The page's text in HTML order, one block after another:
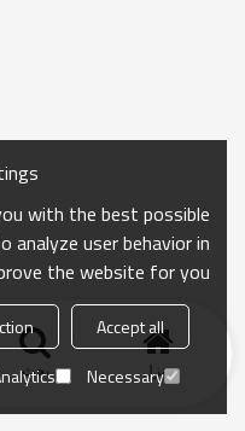
منزل بحث
with the best possible
analyze user behavior in
the website for you.
Accept all
Necessary